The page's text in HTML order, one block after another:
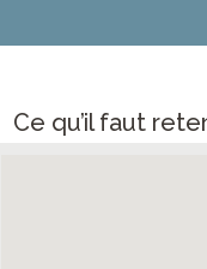
Ce qu’il faut